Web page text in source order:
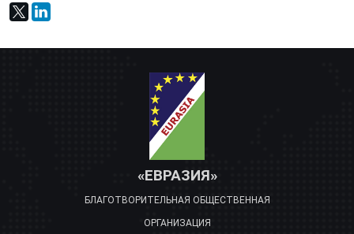
«ЕВРАЗИЯ»
БЛАГОТВОРИТЕЛЬНАЯ ОБЩЕСТВЕННАЯ
ОРГАНИЗАЦИЯ